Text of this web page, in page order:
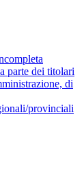
parte dei titolari
di
provinciali